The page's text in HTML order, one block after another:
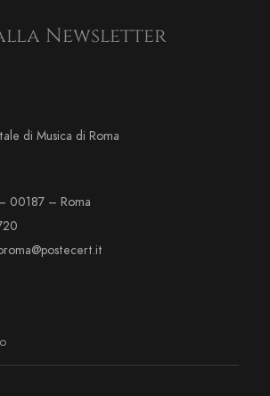
Newsletter
di Musica di Roma
00187 – Roma